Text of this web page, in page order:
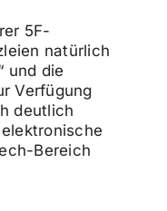
5F-
natürlich
und die
Verfügung
deutlich
elektronische
Bereich